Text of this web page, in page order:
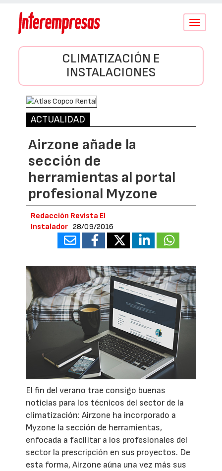
Conmutar
CLIMATIZACIÓN E
INSTALACIONES
ACTUALIDAD
Airzone añade la
sección de
herramientas al portal
profesional Myzone
Redacción Revista El
Instalador 28/09/2016
El fin del verano trae consigo buenas
noticias para los técnicos del sector de la
climatización: Airzone ha incorporado a
Myzone la sección de herramientas,
enfocada a facilitar a los profesionales del
sector la prescripción en sus proyectos. De
esta forma, Airzone aúna una vez más sus